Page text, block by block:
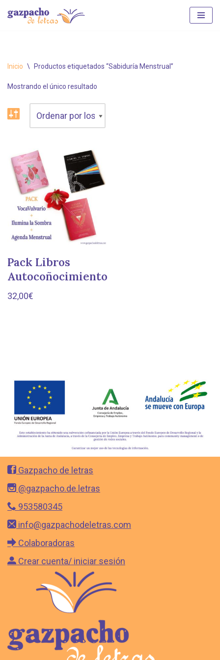
Inicio \ Productos etiquetados “Sabiduría Menstrual”
Mostrando el único resultado
Pack Libros
Autocoñocimiento
32,00€
Gazpacho de letras
@gazpacho.de.letras
953580345
info@gazpachodeletras.com
Colaboradoras
Crear cuenta/ iniciar sesión